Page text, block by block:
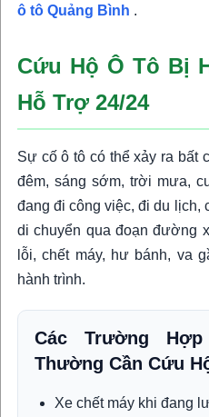
ô tô Quảng Bình .
Cứu Hộ Ô Tô Bị
Hỗ Trợ 24/24
Sự cố ô tô có thể xảy ra bất
đêm, sáng sớm, trời mưa,
đang đi công việc, đi du lịch,
di chuyển qua đoạn đường
lỗi, chết máy, hư bánh, va
hành trình.
Các Trường
Thường Cần Cứu
Xe chết máy khi đang